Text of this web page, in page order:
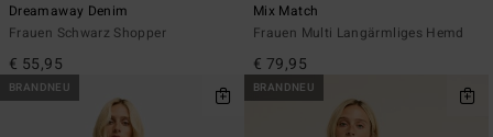
Dreamaway Denim
Frauen Schwarz Shopper
€ 55,95
Mix Match
Frauen Multi Langärmliges Hemd
€ 79,95
BRANDNEU BRANDNEU